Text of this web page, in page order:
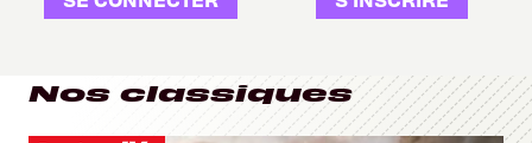
Nos classiques